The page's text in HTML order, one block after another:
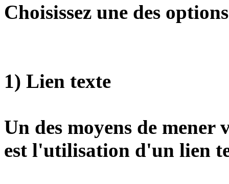
Choisissez une des
1) Lien texte
Un des moyens de
est l'utilisation d'un lien